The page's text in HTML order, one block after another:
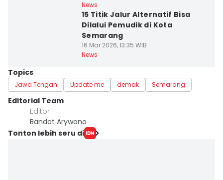
News
15 Titik Jalur Alternatif Bisa
Dilalui Pemudik di Kota
Semarang
16 Mar 2026, 13:35 WIB
News
Topics
Jawa Tengah Update me demak Semarang
Editorial Team
Editor
Bandot Arywono
Tonton lebih seru di